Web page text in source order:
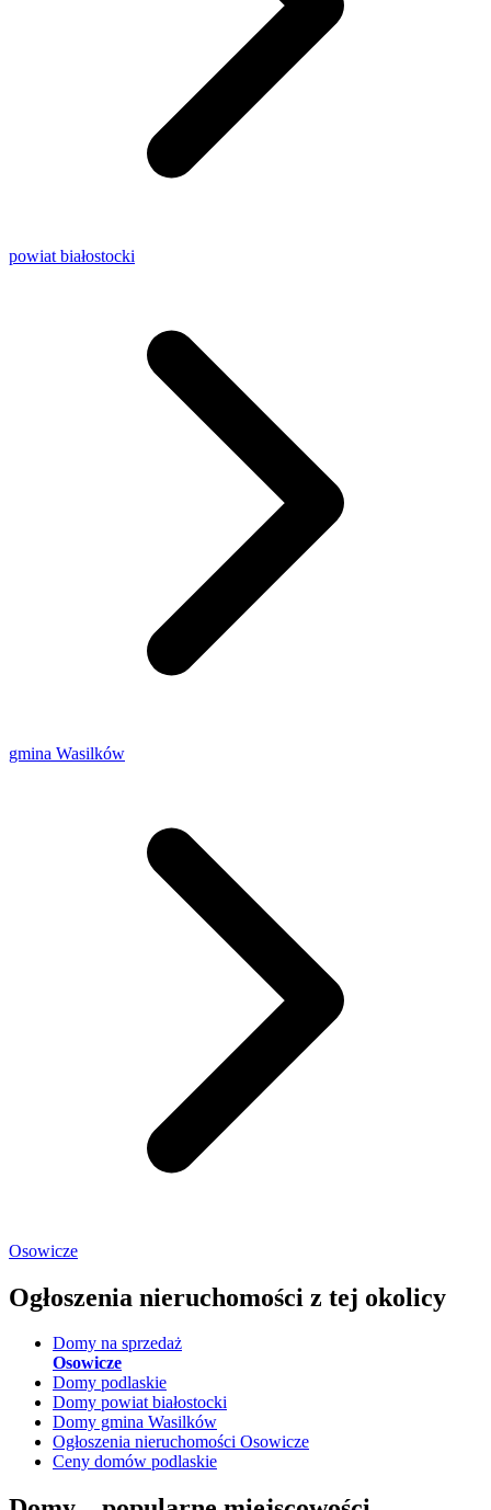
powiat białostocki
gmina Wasilków
Osowicze
Ogłoszenia nieruchomości z tej okolicy
Domy na sprzedaż
Osowicze
Domy podlaskie
Domy powiat białostocki
Domy gmina Wasilków
Ogłoszenia nieruchomości Osowicze
Ceny domów podlaskie